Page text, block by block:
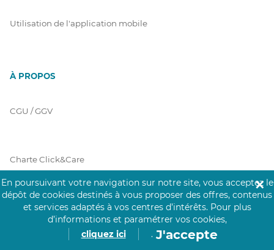
Utilisation de l'application mobile
À PROPOS
CGU / GGV
Charte Click&Care
Code de Déontologie
En poursuivant votre navigation sur notre site, vous acceptez le
dépôt de cookies destinés à vous proposer des offres, contenus
et services adaptés à vos centres d’intérêts. Pour plus
d’informations et paramétrer vos cookies,
cliquez ici
. J'accepte
✕